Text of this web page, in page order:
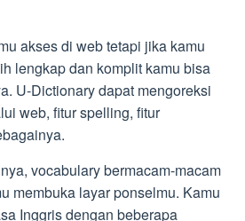
akses di web tetapi jika kamu
lengkap dan komplit kamu bisa
U-Dictionary dapat mengoreksi
web, fitur spelling, fitur
vocabulary bermacam-macam
membuka layar ponselmu. Kamu
Inggris dengan beberapa